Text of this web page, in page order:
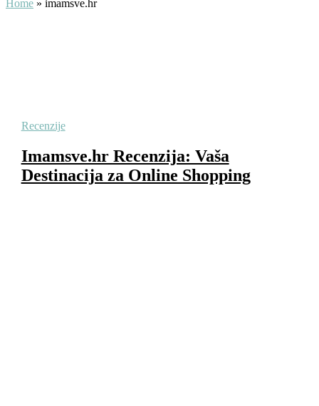
Home » imamsve.hr
Recenzije
Imamsve.hr Recenzija: Vaša
Destinacija za Online Shopping